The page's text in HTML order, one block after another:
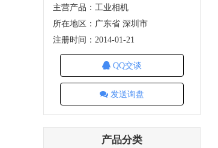
主营产品：工业相机
所在地区：广东省 深圳市
注册时间：2014-01-21
QQ交谈
发送询盘
产品分类